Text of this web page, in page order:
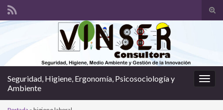
el
Search for:
Seguridad, Higiene, Ergonomía, Psicosociología y
Ambiente